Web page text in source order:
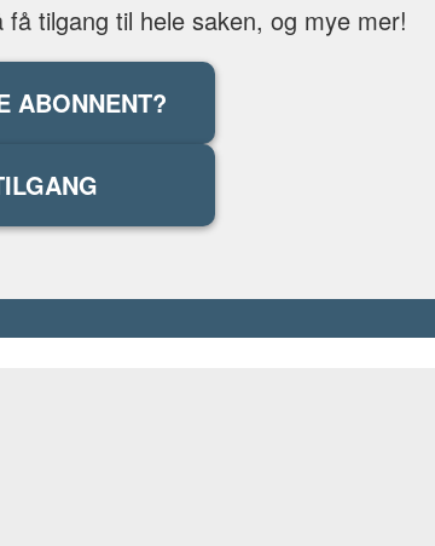
tilgang til hele saken, og mye mer!
ABONNENT?